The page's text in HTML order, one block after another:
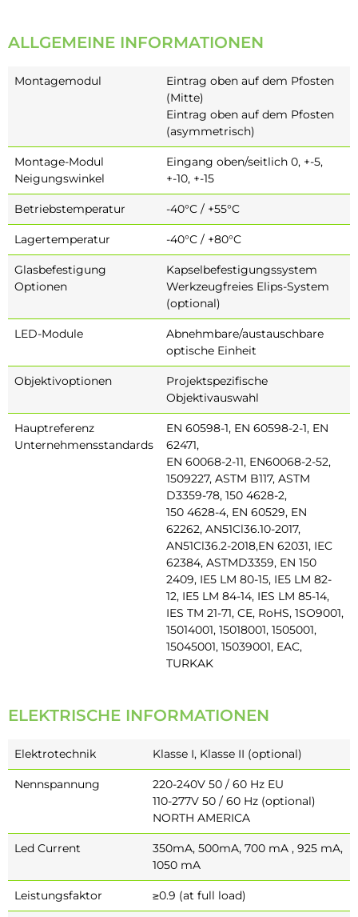
ALLGEMEINE INFORMATIONEN
Montagemodul
Eintrag oben auf dem Pfosten
(Mitte)
Eintrag oben auf dem Pfosten
(asymmetrisch)
Montage-Modul
Neigungswinkel
Eingang oben/seitlich 0, +-5,
+-10, +-15
Betriebstemperatur -40°C / +55°C
Lagertemperatur -40°C / +80°C
Glasbefestigung
Optionen
Kapselbefestigungssystem
Werkzeugfreies Elips-System
(optional)
LED-Module
Abnehmbare/austauschbare
optische Einheit
Objektivoptionen
Projektspezifische
Objektivauswahl
Hauptreferenz
Unternehmensstandards
EN 60598-1, EN 60598-2-1, EN
62471,
EN 60068-2-11, EN60068-2-52,
1509227, ASTM B117, ASTM
D3359-78, 150 4628-2,
150 4628-4, EN 60529, EN
62262, AN51Cl36.10-2017,
AN51Cl36.2-2018,EN 62031, IEC
62384, ASTMD3359, EN 150
2409, IE5 LM 80-15, IE5 LM 82-
12, IE5 LM 84-14, IES LM 85-14,
IES TM 21-71, CE, RoHS, 1SO9001,
15014001, 15018001, 1505001,
15045001, 15039001, EAC,
TURKAK
ELEKTRISCHE INFORMATIONEN
Elektrotechnik Klasse I, Klasse II (optional)
Nennspannung
220-240V 50 / 60 Hz EU
110-277V 50 / 60 Hz (optional)
NORTH AMERICA
Led Current
350mA, 500mA, 700 mA , 925 mA,
1050 mA
Leistungsfaktor ≥0.9 (at full load)